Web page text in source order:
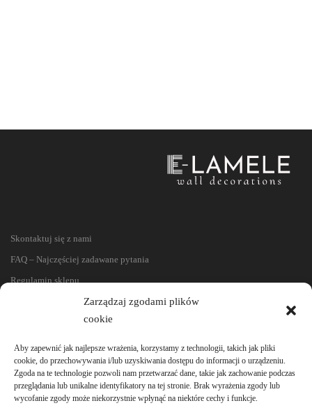
Zarządzaj zgodami plików
cookie
Aby zapewnić jak najlepsze wrażenia, korzystamy z technologii, takich jak pliki
cookie, do przechowywania i/lub uzyskiwania dostępu do informacji o urządzeniu.
Zgoda na te technologie pozwoli nam przetwarzać dane, takie jak zachowanie podczas
przeglądania lub unikalne identyfikatory na tej stronie. Brak wyrażenia zgody lub
wycofanie zgody może niekorzystnie wpłynąć na niektóre cechy i funkcje.
Skontaktuj się z nami
FAQ – Najczęściej zadawane pytania
Regulamin sklepu
Reklamacje i zwroty
Polityka prywatności